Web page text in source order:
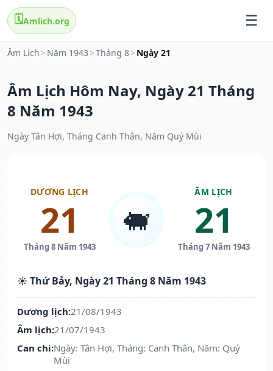
🗓️Amlich.org
Âm Lịch > Năm 1943 >Tháng 8> Ngày 21
Âm Lịch Hôm Nay, Ngày 21 Tháng
8 Năm 1943
Ngày Tân Hợi, Tháng Canh Thân, Năm Quý Mùi
DƯƠNG LỊCH
21
Tháng 8 Năm 1943
🐖
ÂM LỊCH
21
Tháng 7 Năm 1943
☀️ Thứ Bảy, Ngày 21 Tháng 8 Năm 1943
Dương lịch:21/08/1943
Âm lịch:21/07/1943
Can chi:Ngày: Tân Hợi, Tháng: Canh Thân, Năm: Quý
Mùi